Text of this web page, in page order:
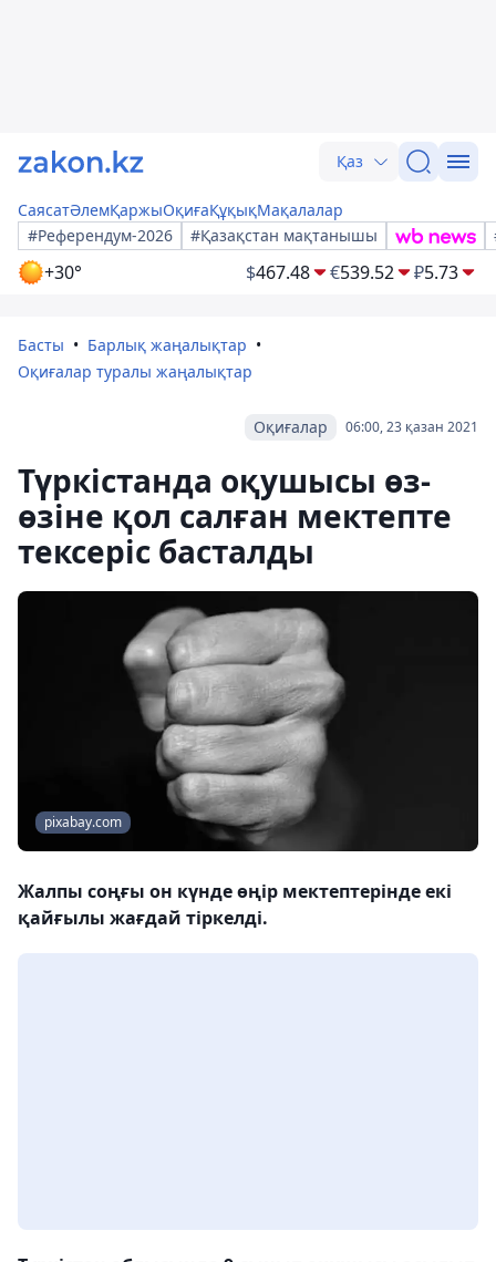
Қаз
СаясатӘлемҚаржыОқиғаҚұқықМақалалар
#Референдум-2026
#Қазақстан мақтанышы
+30° $467.48 €539.52 ₽5.73
Басты
Барлық жаңалықтар
Оқиғалар туралы жаңалықтар
06:00, 23 қазан 2021
Оқиғалар
Түркістанда оқушысы өз-
өзіне қол салған мектепте
тексеріс басталды
pixabay.com
Жалпы соңғы он күнде өңір мектептерінде екі
қайғылы жағдай тіркелді.